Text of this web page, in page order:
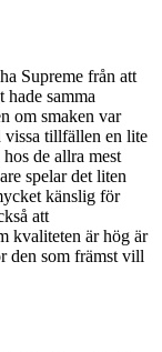
Supreme från att
hade samma
om smaken var
vissa tillfällen en lite
de allra mest
spelar det liten
känslig för
att
kvaliteten är hög är
den som främst vill